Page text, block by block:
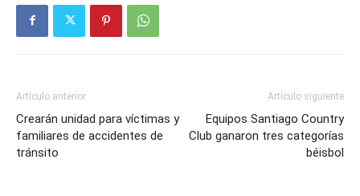
Artículo anterior
Crearán unidad para víctimas y
familiares de accidentes de
tránsito
Artículo siguiente
Equipos Santiago Country
Club ganaron tres categorías
béisbol